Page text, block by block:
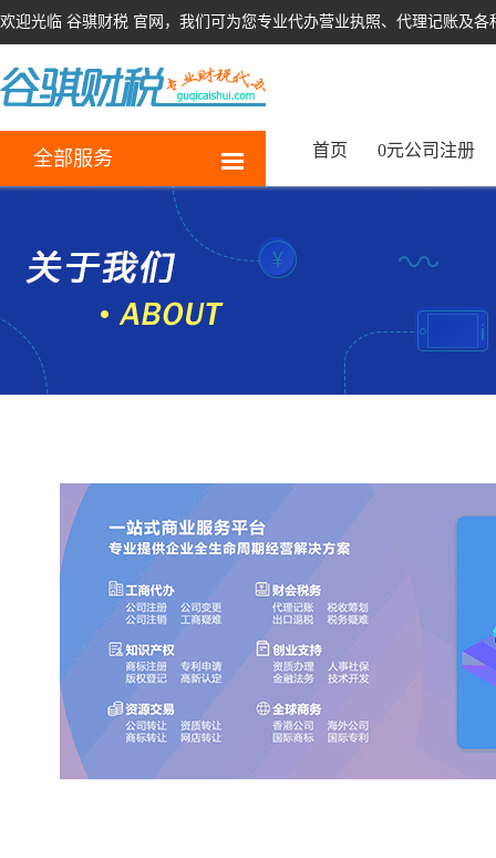
欢迎光临 谷骐财税 官网，我们可为您专业代办营业执照、代理记账及各
全部服务 首页 0元公司注册